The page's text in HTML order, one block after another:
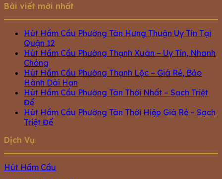
Bài viết mới nhất
Hút Hầm Cầu Phường Tân Hưng Thuận Uy Tín Tại
Quận 12
Hút Hầm Cầu Phường Thạnh Xuân – Uy Tín, Nhanh
Chóng
Hút Hầm Cầu Phường Thạnh Lộc – Giá Rẻ, Bảo
Hành Dài Hạn
Hút Hầm Cầu Phường Tân Thới Nhất – Sạch Triệt
Để
Hút Hầm Cầu Phường Tân Thới Hiệp Giá Rẻ – Sạch
Triệt Để
Dịch Vụ
Hút Hầm Cầu